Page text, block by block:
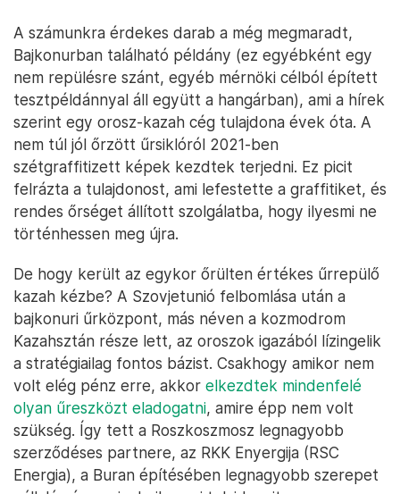
A számunkra érdekes darab a még megmaradt,
Bajkonurban található példány (ez egyébként egy
nem repülésre szánt, egyéb mérnöki célból épített
tesztpéldánnyal áll együtt a hangárban), ami a hírek
szerint egy orosz-kazah cég tulajdona évek óta. A
nem túl jól őrzött űrsiklóról 2021-ben
szétgraffitizett képek kezdtek terjedni. Ez picit
felrázta a tulajdonost, ami lefestette a graffitiket, és
rendes őrséget állított szolgálatba, hogy ilyesmi ne
történhessen meg újra.
De hogy került az egykor őrülten értékes űrrepülő
kazah kézbe? A Szovjetunió felbomlása után a
bajkonuri űrközpont, más néven a kozmodrom
Kazahsztán része lett, az oroszok igazából lízingelik
a stratégiailag fontos bázist. Csakhogy amikor nem
volt elég pénz erre, akkor elkezdtek mindenfelé
olyan űreszközt eladogatni, amire épp nem volt
szükség. Így tett a Roszkoszmosz legnagyobb
szerződéses partnere, az RKK Enyergija (RSC
Energia), a Buran építésében legnagyobb szerepet